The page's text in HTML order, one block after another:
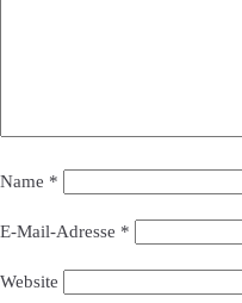
Name *
E-Mail-Adresse *
Website